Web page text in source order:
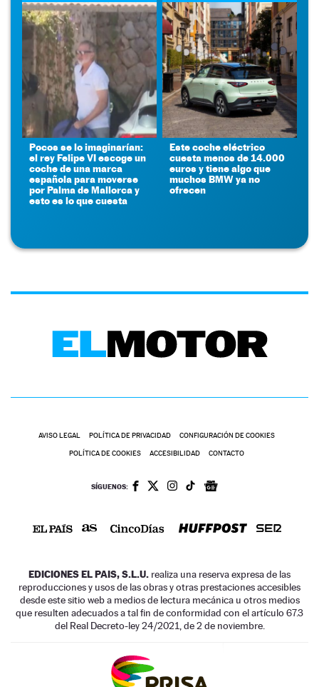
Pocos se lo imaginarían:
el rey Felipe VI escoge un
coche de una marca
española para moverse
por Palma de Mallorca y
esto es lo que cuesta
Este coche eléctrico
cuesta menos de 14.000
euros y tiene algo que
muchos BMW ya no
ofrecen
AVISO LEGAL POLÍTICA DE PRIVACIDAD CONFIGURACIÓN DE COOKIES
POLÍTICA DE COOKIES ACCESIBILIDAD CONTACTO
SÍGUENOS:
EDICIONES EL PAIS, S.L.U. realiza una reserva expresa de las
reproducciones y usos de las obras y otras prestaciones accesibles
desde este sitio web a medios de lectura mecánica u otros medios
que resulten adecuados a tal fin de conformidad con el artículo 67.3
del Real Decreto-ley 24/2021, de 2 de noviembre.